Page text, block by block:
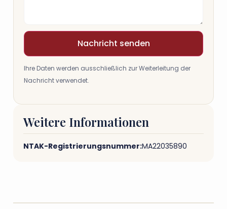
Nachricht senden
Ihre Daten werden ausschließlich zur Weiterleitung der
Nachricht verwendet.
Weitere Informationen
NTAK-Registrierungsnummer:MA22035890